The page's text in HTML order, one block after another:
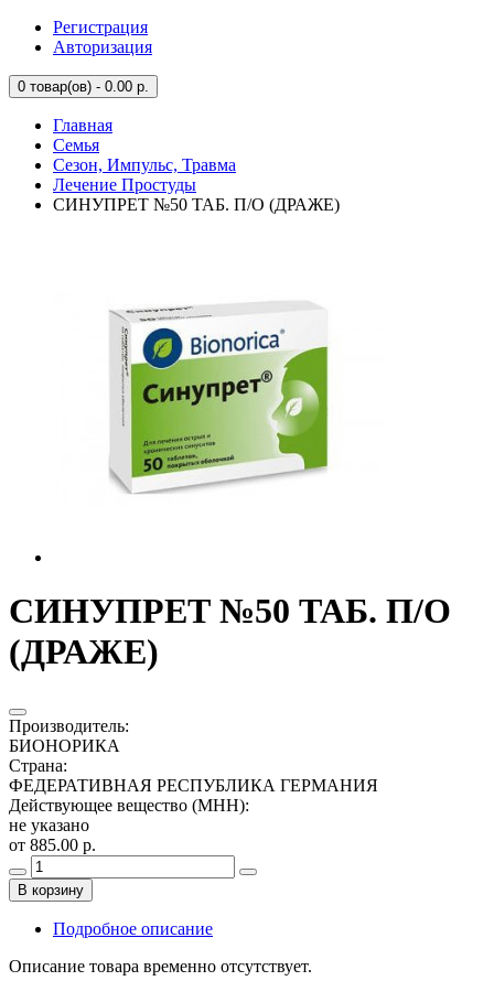
Регистрация
Авторизация
0 товар(ов) - 0.00 р.
Главная
Семья
Сезон, Импульс, Травма
Лечение Простуды
СИНУПРЕТ №50 ТАБ. П/О (ДРАЖЕ)
СИНУПРЕТ №50 ТАБ. П/О
(ДРАЖЕ)
Производитель:
БИОНОРИКА
Страна:
ФЕДЕРАТИВНАЯ РЕСПУБЛИКА ГЕРМАНИЯ
Действующее вещество (МНН):
не указано
от 885.00 р.
В корзину
Подробное описание
Описание товара временно отсутствует.